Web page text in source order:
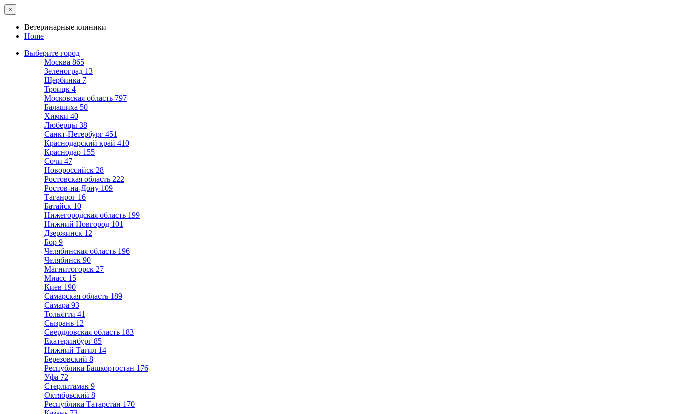
×
Ветеринарные клиники
Home
Выберите город
Москва 865
Зеленоград 13
Щербинка 7
Троицк 4
Московская область 797
Балашиха 50
Химки 40
Люберцы 38
Санкт-Петербург 451
Краснодарский край 410
Краснодар 155
Сочи 47
Новороссийск 28
Ростовская область 222
Ростов-на-Дону 109
Таганрог 16
Батайск 10
Нижегородская область 199
Нижний Новгород 101
Дзержинск 12
Бор 9
Челябинская область 196
Челябинск 90
Магнитогорск 27
Миасс 15
Киев 190
Самарская область 189
Самара 93
Тольятти 41
Сызрань 12
Свердловская область 183
Екатеринбург 85
Нижний Тагил 14
Березовский 8
Республика Башкортостан 176
Уфа 72
Стерлитамак 9
Октябрьский 8
Республика Татарстан 170